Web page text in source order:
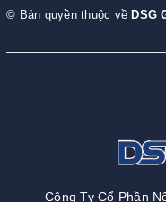
© Bản quyền thuộc về DSG
Công Ty Cổ Phần